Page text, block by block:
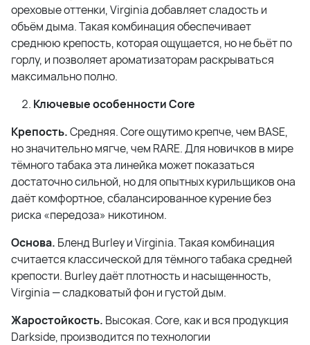
ореховые оттенки, Virginia добавляет сладость и
объём дыма. Такая комбинация обеспечивает
среднюю крепость, которая ощущается, но не бьёт по
горлу, и позволяет ароматизаторам раскрываться
максимально полно.
Ключевые особенности Core
Крепость.Средняя. Core ощутимо крепче, чем BASE,
но значительно мягче, чем RARE. Для новичков в мире
тёмного табака эта линейка может показаться
достаточно сильной, но для опытных курильщиков она
даёт комфортное, сбалансированное курение без
риска «передоза» никотином.
Основа. Бленд Burley и Virginia. Такая комбинация
считается классической для тёмного табака средней
крепости. Burley даёт плотность и насыщенность,
Virginia — сладковатый фон и густой дым.
Жаростойкость. Высокая. Core, как и вся продукция
Darkside, производится по технологии